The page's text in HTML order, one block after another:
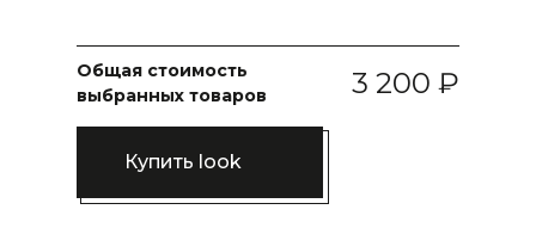
Общая стоимость
выбранных товаров
3 200
Купить look